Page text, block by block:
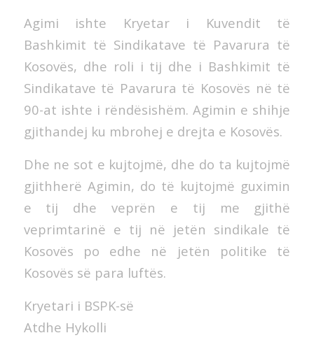
Agimi ishte Kryetar i Kuvendit të
Bashkimit të Sindikatave të Pavarura të
Kosovës, dhe roli i tij dhe i Bashkimit të
Sindikatave të Pavarura të Kosovës në të
90-at ishte i rëndësishëm. Agimin e shihje
gjithandej ku mbrohej e drejta e Kosovës.
Dhe ne sot e kujtojmë, dhe do ta kujtojmë
gjithherë Agimin, do të kujtojmë guximin
e tij dhe veprën e tij me gjithë
veprimtarinë e tij në jetën sindikale të
Kosovës po edhe në jetën politike të
Kosovës së para luftës.
Kryetari i BSPK-së
Atdhe Hykolli